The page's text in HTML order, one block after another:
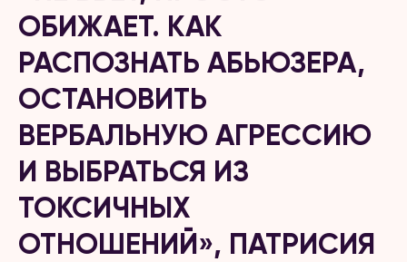
ОБИЖАЕТ. КАК
РАСПОЗНАТЬ АБЬЮЗЕРА,
ОСТАНОВИТЬ
ВЕРБАЛЬНУЮ АГРЕССИЮ
И ВЫБРАТЬСЯ ИЗ
ТОКСИЧНЫХ
ОТНОШЕНИЙ», ПАТРИСИЯ